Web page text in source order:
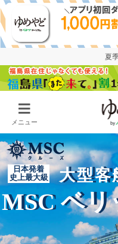
夏
メニュー
日本発着
史上最大級
大型客
MSC ベリ